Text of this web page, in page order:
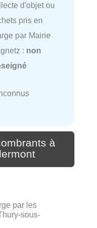
d'objet ou
pris en
par Mairie
: non
à
par les
sous-